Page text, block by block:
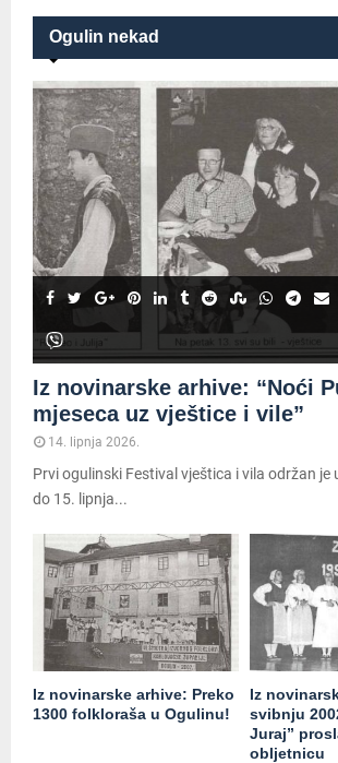
Ogulin nekad
Iz novinarske arhive: “Noći
mjeseca uz vještice i vile”
14. lipnja 2026.
Prvi ogulinski Festival vještica i vila održan je
do 15. lipnja...
Iz novinarske arhive: Preko
1300 folkloraša u Ogulinu!
Iz
svibnju
Juraj”
obljetnicu